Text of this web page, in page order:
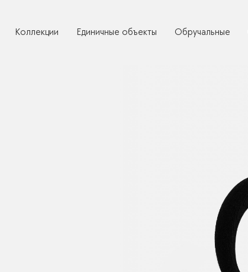
Коллекции Единичные объекты Обручальные